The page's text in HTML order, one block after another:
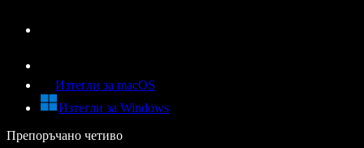
Изтегли за macOS
Изтегли за Windows
Препоръчано четиво